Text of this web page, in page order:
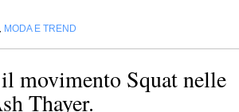
MODA E TREND
movimento Squat nelle
Thayer.